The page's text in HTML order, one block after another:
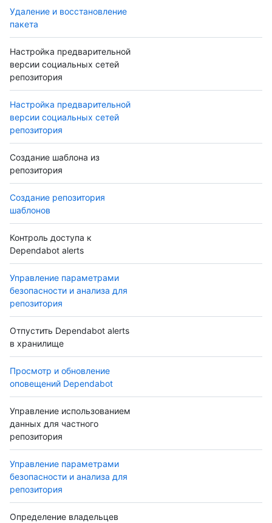
Удаление и восстановление
пакета
Настройка предварительной
версии социальных сетей
репозитория
Настройка предварительной
версии социальных сетей
репозитория
Создание шаблона из
репозитория
Создание репозитория
шаблонов
Контроль доступа к
Dependabot alerts
Управление параметрами
безопасности и анализа для
репозитория
Отпустить Dependabot alerts
в хранилище
Просмотр и обновление
оповещений Dependabot
Управление использованием
данных для частного
репозитория
Управление параметрами
безопасности и анализа для
репозитория
Определение владельцев